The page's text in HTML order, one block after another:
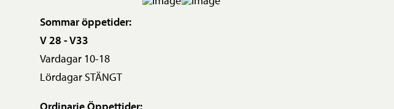
Sommar öppetider:
V 28 - V33
Vardagar 10-18
Lördagar STÄNGT
Ordinarie Öppettider: